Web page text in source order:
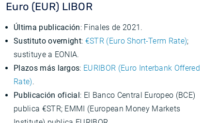
Euro (EUR) LIBOR
Última publicación: Finales de 2021.
Sustituto overnight: €STR (Euro Short-Term Rate);
sustituye a EONIA.
Plazos más largos: EURIBOR (Euro Interbank Offered
Rate).
Publicación oficial: El Banco Central Europeo (BCE)
publica €STR; EMMI (European Money Markets